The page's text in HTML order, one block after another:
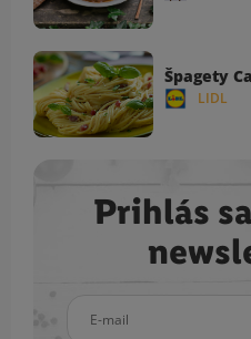
Špagety
LIDL
Prihlás